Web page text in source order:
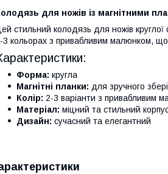
для ножів із магнітними
стильний колодязь для ножів круглої
3 кольорах з привабливим малюнком, що
Форма: кругла
Магнітні планки: для зручного
Колір: 2-3 варіанти з привабливим
Матеріал: міцний та стильний
Дизайн: сучасний та елегантний